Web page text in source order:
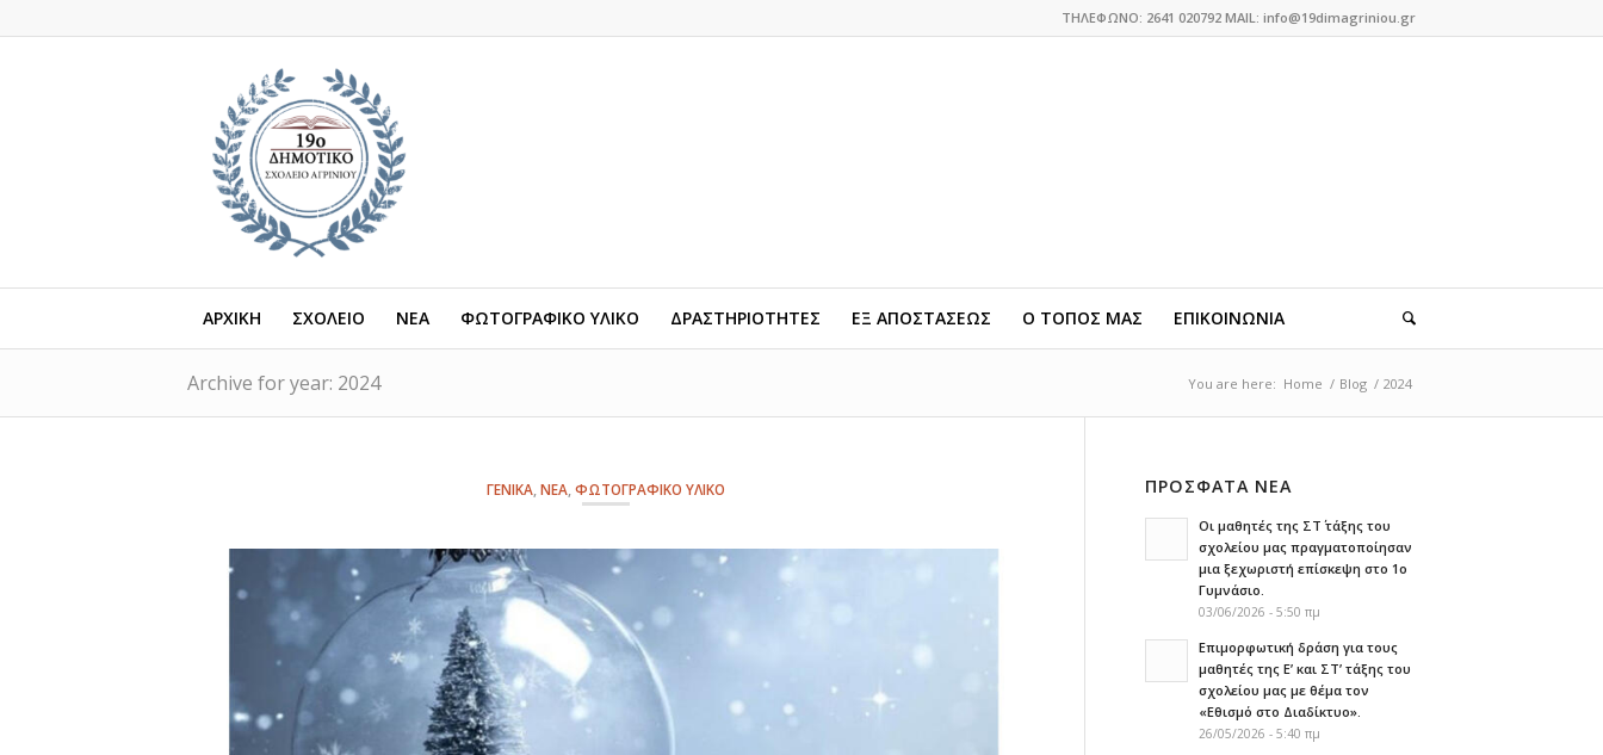
ΤΗΛΕΦΩΝΟ: 2641 020792 MAIL: info@19dimagriniou.gr
ΑΡΧΙΚΗ ΣΧΟΛΕΙΟ ΝΕΑ ΦΩΤΟΓΡΑΦΙΚΟ ΥΛΙΚΟ ΔΡΑΣΤΗΡΙΟΤΗΤΕΣ ΕΞ ΑΠΟΣΤΑΣΕΩΣ Ο ΤΟΠΟΣ ΜΑΣ ΕΠΙΚΟΙΝΩΝΙΑ
Archive for year: 2024 You are here: Home / Blog / 2024
ΓΕΝΙΚΑ, ΝΕΑ, ΦΩΤΟΓΡΑΦΙΚΟ ΥΛΙΚΟ ΠΡΟΣΦΑΤΑ ΝΕΑ
Οι μαθητές της ΣΤ΄ τάξης του
σχολείου μας πραγματοποίησαν
μια ξεχωριστή επίσκεψη στο 1ο
Γυμνάσιο.
03/06/2026 - 5:50 πμ
Επιμορφωτική δράση για τους
μαθητές της Ε’ και ΣΤ’ τάξης του
σχολείου μας με θέμα τον
«Εθισμό στο Διαδίκτυο».
26/05/2026 - 5:40 πμ